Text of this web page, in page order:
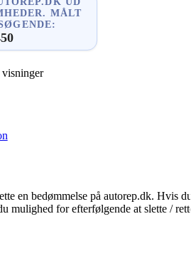
MÅLT
visninger
en bedømmelse på autorep.dk. Hvis du
mulighed for efterfølgende at slette /